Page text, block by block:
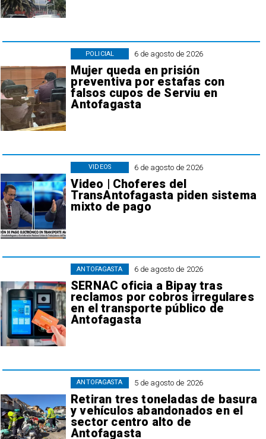
6 de agosto de 2026
Mujer queda en prisión
preventiva por estafas con
falsos cupos de Serviu en
Antofagasta
POLICIAL
6 de agosto de 2026
Video | Choferes del
TransAntofagasta piden sistema
mixto de pago
VIDEOS
6 de agosto de 2026
SERNAC oficia a Bipay tras
reclamos por cobros irregulares
en el transporte público de
Antofagasta
ANTOFAGASTA
5 de agosto de 2026
Retiran tres toneladas de basura
y vehículos abandonados en el
sector centro alto de
Antofagasta
ANTOFAGASTA